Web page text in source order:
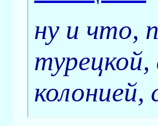
ну и что,
турецкой,